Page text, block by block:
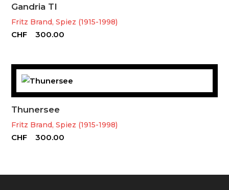
Gandria TI
Fritz Brand, Spiez (1915-1998)
CHF 300.00
Thunersee
Fritz Brand, Spiez (1915-1998)
CHF 300.00